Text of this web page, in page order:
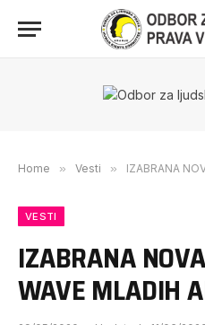
Home » Vesti » IZABRANA NOVA
VESTI
IZABRANA
WAVE MLADIH